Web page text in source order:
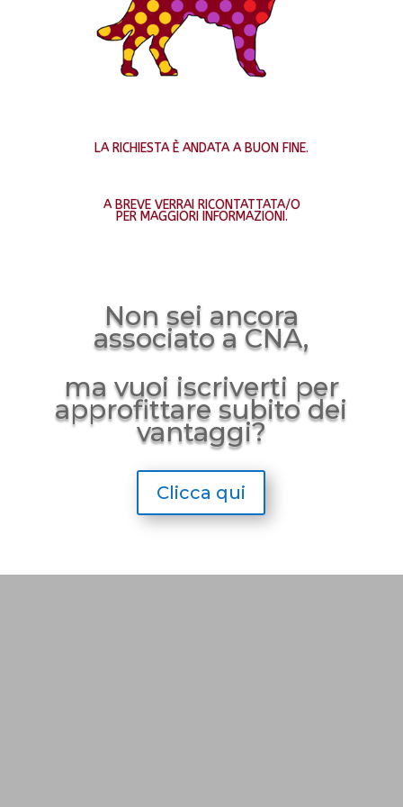
LA RICHIESTA È ANDATA A BUON FINE.
A BREVE VERRAI RICONTATTATA/O
PER MAGGIORI INFORMAZIONI.
Non sei ancora
associato a CNA,
ma vuoi iscriverti per
approfittare subito dei
vantaggi?
Clicca qui